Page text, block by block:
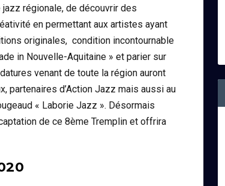
régionale, de découvrir des
en permettant aux artistes ayant
originales, condition incontournable
in Nouvelle-Aquitaine » et parier sur
venant de toute la région auront
partenaires d’Action Jazz mais aussi au
« Laborie Jazz ». Désormais
de ce 8ème Tremplin et offrira